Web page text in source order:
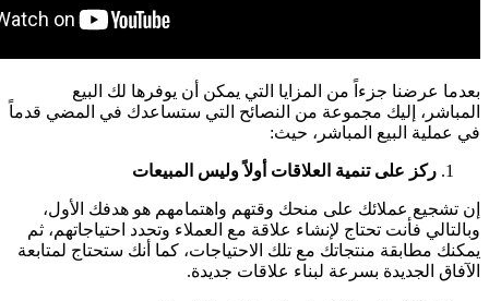
بعدما عرضنا جزءاً من المزايا التي يمكن أن يوفرها لك البيع
المباشر، إليك مجموعة من النصائح التي ستساعدك في المضي قدماً
في عملية البيع المباشر، حيث:
ركز على تنمية العلاقات أولاً وليس المبيعات
إن تشجيع عملائك على منحك وقتهم واهتمامهم هو هدفك الأول،
وبالتالي فأنت تحتاج لإنشاء علاقة مع العملاء وتحدد احتياجاتهم، ثم
يمكنك مطابقة منتجاتك مع تلك الاحتياجات، كما أنك ستحتاج لمتابعة
الآفاق الجديدة بسرعة لبناء علاقات جديدة.